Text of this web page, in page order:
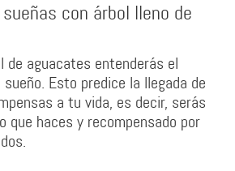
con árbol lleno de
de aguacates entenderás el
Esto predice la llegada de
a tu vida, es decir, serás
que haces y recompensado por